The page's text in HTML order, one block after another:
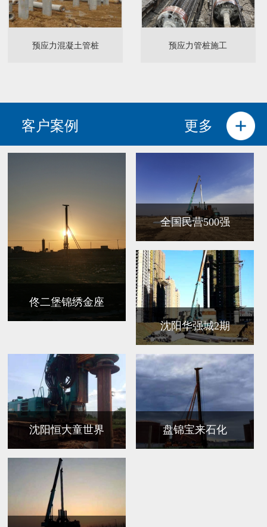
预应力混凝土管桩 预应力管桩施工
客户案例 更多
佟二堡锦绣金座
全国民营500强
沈阳华强城2期
沈阳恒大童世界 盘锦宝来石化